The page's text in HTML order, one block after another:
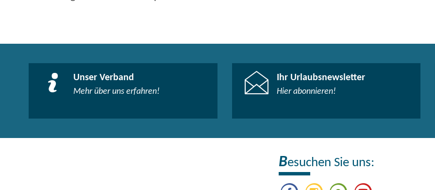
Unser Verband
Mehr über uns erfahren!
Ihr Urlaubsnewsletter
Hier abonnieren!
Besuchen Sie uns: